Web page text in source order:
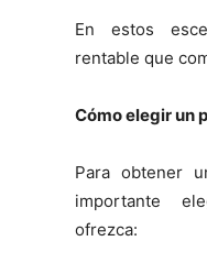
En estos
rentable que
Cómo elegir un
Para obtener
importante
ofrezca: